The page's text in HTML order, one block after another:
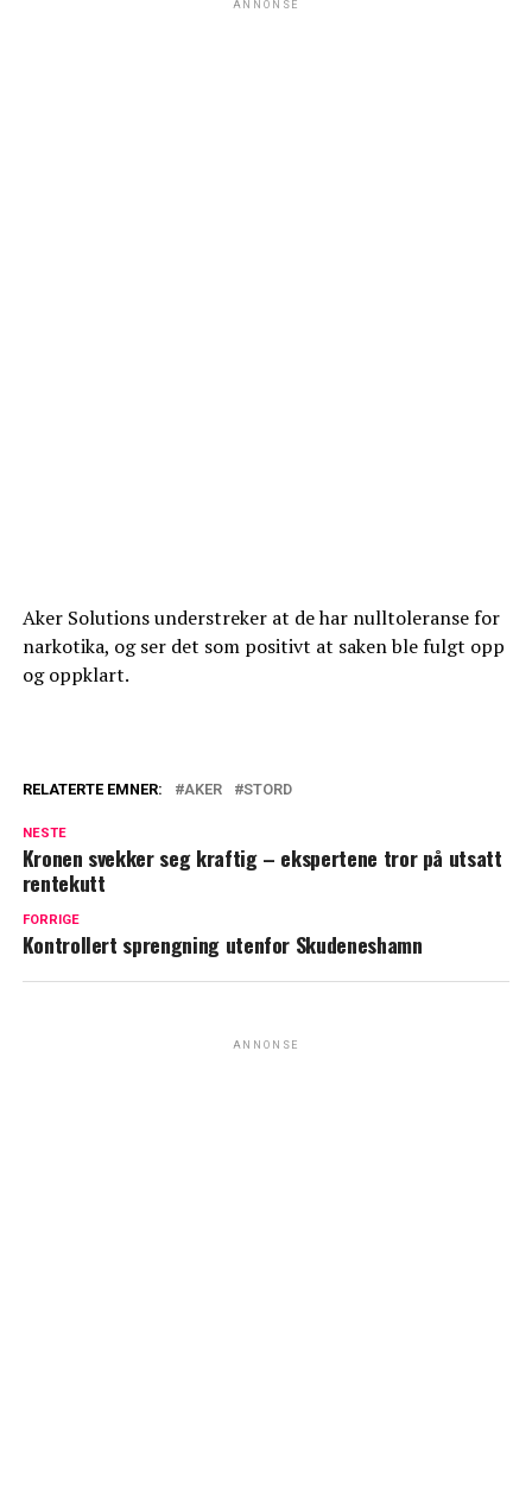
ANNONSE
Aker Solutions understreker at de har nulltoleranse for
narkotika, og ser det som positivt at saken ble fulgt opp
og oppklart.
RELATERTE EMNER: AKER STORD
NESTE
Kronen svekker seg kraftig – ekspertene tror på utsatt
rentekutt
FORRIGE
Kontrollert sprengning utenfor Skudeneshamn
ANNONSE